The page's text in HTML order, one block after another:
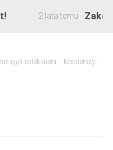
2 lata temu
ujęli uciekiniera
Koscierscy-